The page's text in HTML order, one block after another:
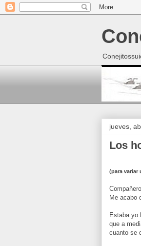
jueves,
Los
(para variar
Me acabo
Estaba yo
que a
cuanto se